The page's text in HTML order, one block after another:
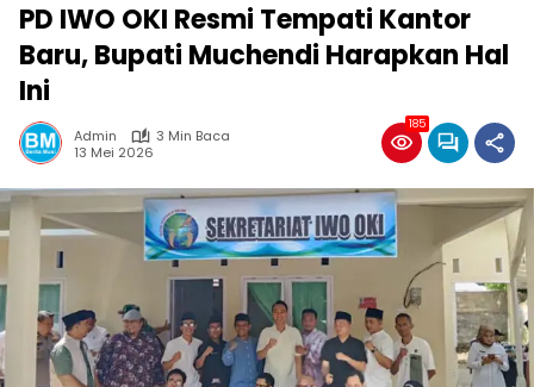
PD IWO OKI Resmi Tempati Kantor
Baru, Bupati Muchendi Harapkan Hal
Ini
Admin
3 Min Baca
13 Mei 2026
185